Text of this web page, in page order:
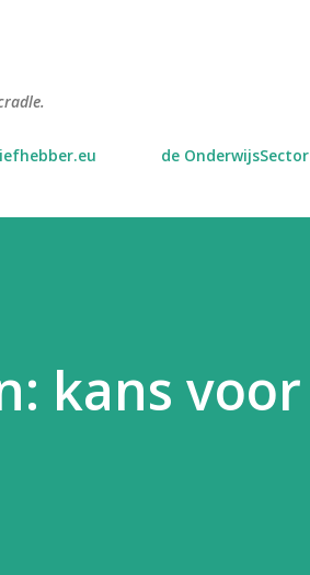
de OnderwijsSector
kans voor